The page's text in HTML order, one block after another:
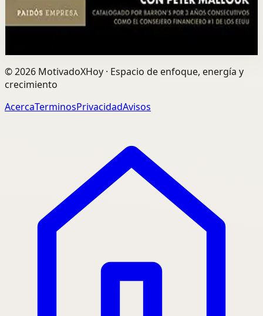
Divulgación: podemos ganar una comisión si compras
©2026 MotivadoXHoy · Espacio de enfoque, energía y
crecimiento
AcercaTerminosPrivacidadAvisos